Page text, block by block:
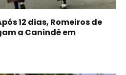
12 dias, Romeiros de
a Canindé em